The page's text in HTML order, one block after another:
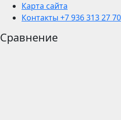
Карта сайта
Контакты +7 936 313 27
Сравнение